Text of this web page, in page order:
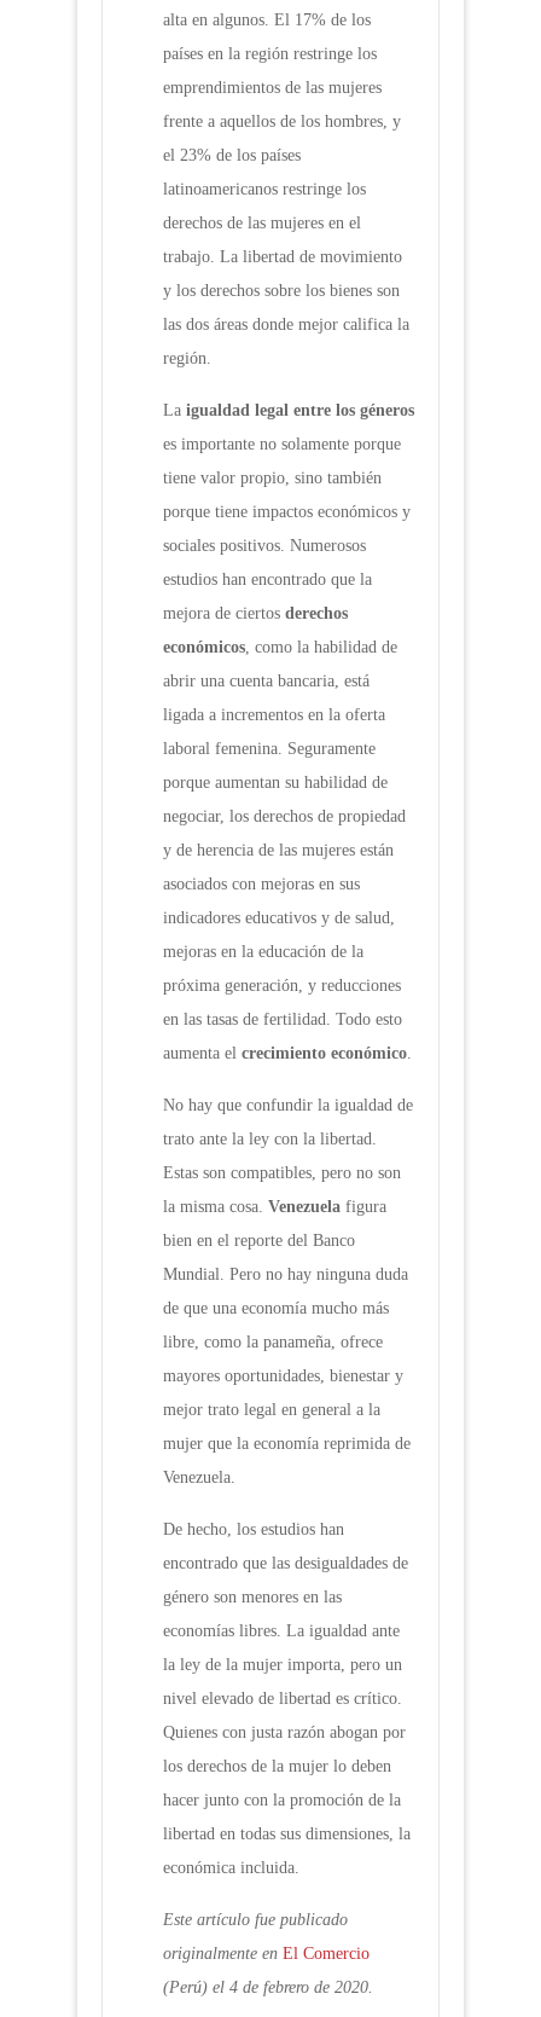
alta en algunos. El 17% de los
países en la región restringe los
emprendimientos de las mujeres
frente a aquellos de los hombres, y
el 23% de los países
latinoamericanos restringe los
derechos de las mujeres en el
trabajo. La libertad de movimiento
y los derechos sobre los bienes son
las dos áreas donde mejor califica la
región.
La igualdad legal entre los géneros
es importante no solamente porque
tiene valor propio, sino también
porque tiene impactos económicos y
sociales positivos. Numerosos
estudios han encontrado que la
mejora de ciertos derechos
económicos, como la habilidad de
abrir una cuenta bancaria, está
ligada a incrementos en la oferta
laboral femenina. Seguramente
porque aumentan su habilidad de
negociar, los derechos de propiedad
y de herencia de las mujeres están
asociados con mejoras en sus
indicadores educativos y de salud,
mejoras en la educación de la
próxima generación, y reducciones
en las tasas de fertilidad. Todo esto
aumenta el crecimiento económico.
No hay que confundir la igualdad de
trato ante la ley con la libertad.
Estas son compatibles, pero no son
la misma cosa. Venezuela figura
bien en el reporte del Banco
Mundial. Pero no hay ninguna duda
de que una economía mucho más
libre, como la panameña, ofrece
mayores oportunidades, bienestar y
mejor trato legal en general a la
mujer que la economía reprimida de
Venezuela.
De hecho, los estudios han
encontrado que las desigualdades de
género son menores en las
economías libres. La igualdad ante
la ley de la mujer importa, pero un
nivel elevado de libertad es crítico.
Quienes con justa razón abogan por
los derechos de la mujer lo deben
hacer junto con la promoción de la
libertad en todas sus dimensiones, la
económica incluida.
Este artículo fue publicado
originalmente en El Comercio
(Perú) el 4 de febrero de 2020.